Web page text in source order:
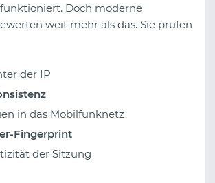
Doch moderne
weit mehr als das. Sie prüfen
der IP
in das Mobilfunknetz
Fingerprint
der Sitzung